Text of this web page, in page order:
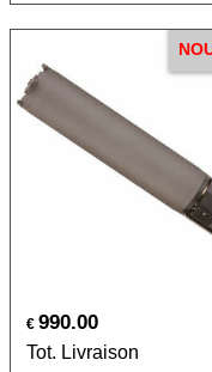
€ 990.00
Tot. Livraison